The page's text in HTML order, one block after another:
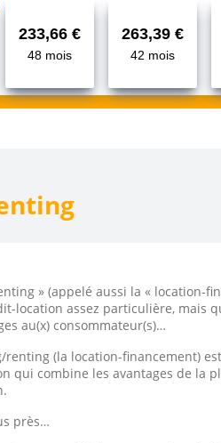
233,66 €
48 mois
263,39 €
42 mois
» (appelé aussi la « location-
location assez particulière, mais
au(x) consommateur(s)…
renting (la location-financement)
qui combine les avantages de la
près…